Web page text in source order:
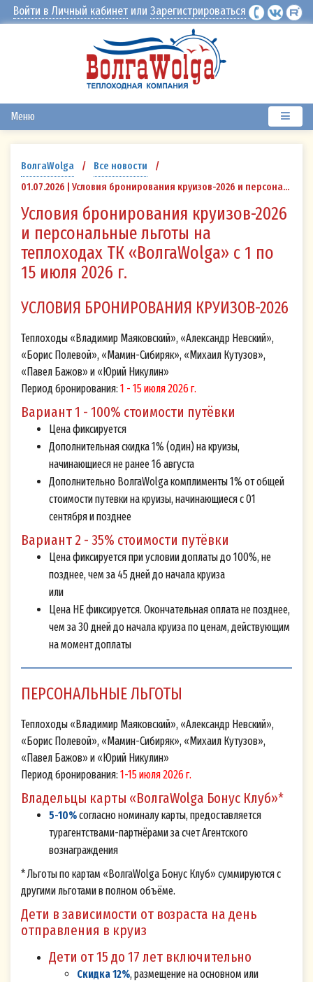
Войти в Личный кабинет или Зарегистрироваться
Меню
ВолгаWolga / Все новости
/
01.07.2026 | Условия бронирования круизов-2026 и персональные льготы на теплоходах ТК «ВолгаWolga» с 1 по 15 июля 2026 г.
Условия бронирования круизов-2026
и персональные льготы на
теплоходах ТК «ВолгаWolga» с 1 по
15 июля 2026 г.
УСЛОВИЯ БРОНИРОВАНИЯ КРУИЗОВ-2026
Теплоходы «Владимир Маяковский», «Александр Невский»,
«Борис Полевой», «Мамин-Сибиряк», «Михаил Кутузов»,
«Павел Бажов» и «Юрий Никулин»
Период бронирования: 1 - 15 июля 2026 г.
Вариант 1 - 100% стоимости путёвки
Цена фиксируется
Дополнительная скидка 1% (один) на круизы,
начинающиеся не ранее 16 августа
Дополнительно ВолгаWolga комплименты 1% от общей
стоимости путевки на круизы, начинающиеся с 01
сентября и позднее
Вариант 2 - 35% стоимости путёвки
Цена фиксируется при условии доплаты до 100%, не
позднее, чем за 45 дней до начала круиза
или
Цена НЕ фиксируется. Окончательная оплата не позднее,
чем за 30 дней до начала круиза по ценам, действующим
на момент доплаты
ПЕРСОНАЛЬНЫЕ ЛЬГОТЫ
Теплоходы «Владимир Маяковский», «Александр Невский»,
«Борис Полевой», «Мамин-Сибиряк», «Михаил Кутузов»,
«Павел Бажов» и «Юрий Никулин»
Период бронирования: 1-15 июля 2026 г.
Владельцы карты «ВолгаWolga Бонус Клуб»*
5-10%согласно номиналу карты, предоставляется
турагентствами-партнёрами за счет Агентского
вознаграждения
* Льготы по картам «ВолгаWolga Бонус Клуб» суммируются с
другими льготами в полном объёме.
Дети в зависимости от возраста на день
отправления в круиз
Дети от 15 до 17 лет включительно
Скидка 12%, размещение на основном или